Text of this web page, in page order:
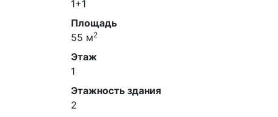
1+1
Площадь
55 м2
Этаж
1
Этажность здания
2